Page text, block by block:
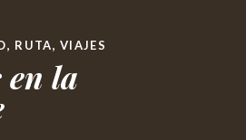
, RUTA,VIAJES
en la